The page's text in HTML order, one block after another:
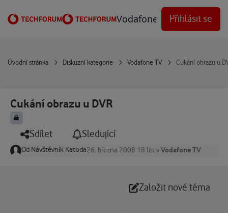
Vodafone Techforum
Přihlásit se
Úvodní stránka Diskuzní kategorie Vodafone TV Cukání obrazu u
Cukání obrazu u DVR
Sdílet Sledující
Od Návštěvník Katoda26. března 2008 18 let vVodafone TV
Založit nové téma